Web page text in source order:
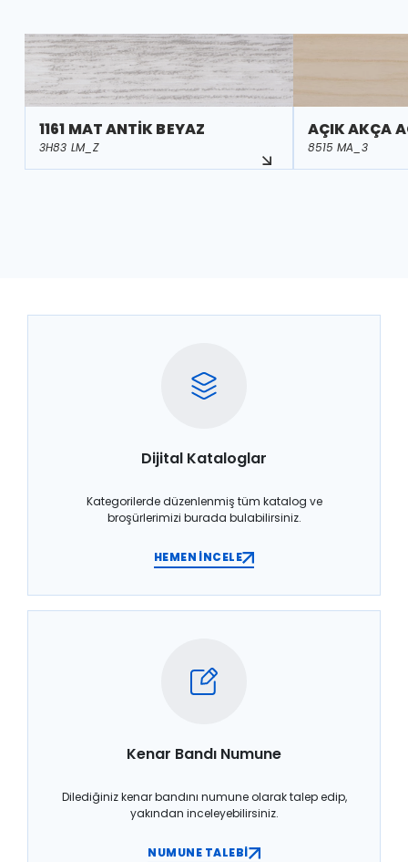
1161 MAT ANTİK BEYAZ
3H83 LM_Z
AÇIK AKÇA
8515 MA_3
Dijital Kataloglar
Kategorilerde düzenlenmiş tüm katalog ve
broşürlerimizi burada bulabilirsiniz.
HEMEN İNCELE
Kenar Bandı Numune
Dilediğiniz kenar bandını numune olarak talep edip,
yakından inceleyebilirsiniz.
NUMUNE TALEBİ